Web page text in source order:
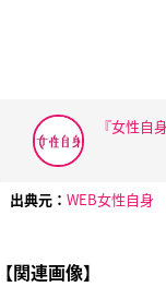
『女性自
出典元： WEB女性自身
【関連画像】